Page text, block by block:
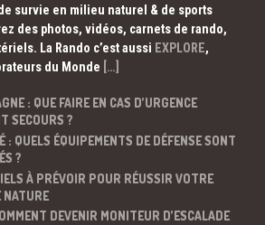
survie en milieu naturel & de sports
des photos, vidéos, carnets de rando,
La Rando c’est aussi EXPLORE,
du Monde […]
: QUE FAIRE EN CAS D’URGENCE
SECOURS ?
: QUELS ÉQUIPEMENTS DE DÉFENSE SONT
?
À PRÉVOIR POUR RÉUSSIR VOTRE
NATURE
DEVENIR MONITEUR D’ESCALADE